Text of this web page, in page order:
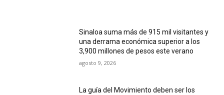
Sinaloa suma más de 915 mil visitantes y
una derrama económica superior a los
3,900 millones de pesos este verano
agosto 9, 2026
La guía del Movimiento deben ser los